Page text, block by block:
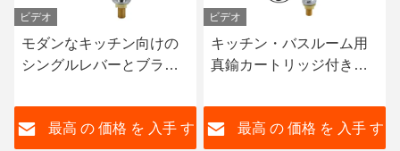
ビデオ
モダンなキッチン向けの
シングルレバーとブラッ
レス鋼キッチン水栓
最高 の 価格 を 入手 す
ビデオ
キッチン・バスルーム用
真鍮カートリッジ付き、
ッシュ亜鉛製シングルハ
ンドル蛇口
最高 の 価格 を 入手 す